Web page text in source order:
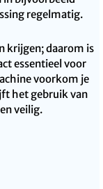
regelmatig.
krijgen; daarom is
essentieel voor
voorkom je
het gebruik van
veilig.